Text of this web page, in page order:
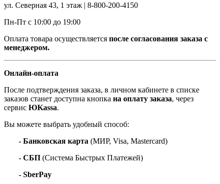
ул. Северная 43, 1 этаж | 8-800-200-4150
Пн-Пт с 10:00 до 19:00
Оплата товара осуществляется после согласования заказа с
менеджером.
Онлайн-оплата
После подтверждения заказа, в личном кабинете в списке
заказов станет доступна кнопка на оплату заказа, через
сервис ЮKassa.
Вы можете выбрать удобный способ:
- Банковская карта (МИР, Visa, Mastercard)
- СБП (Система Быстрых Платежей)
- SberPay